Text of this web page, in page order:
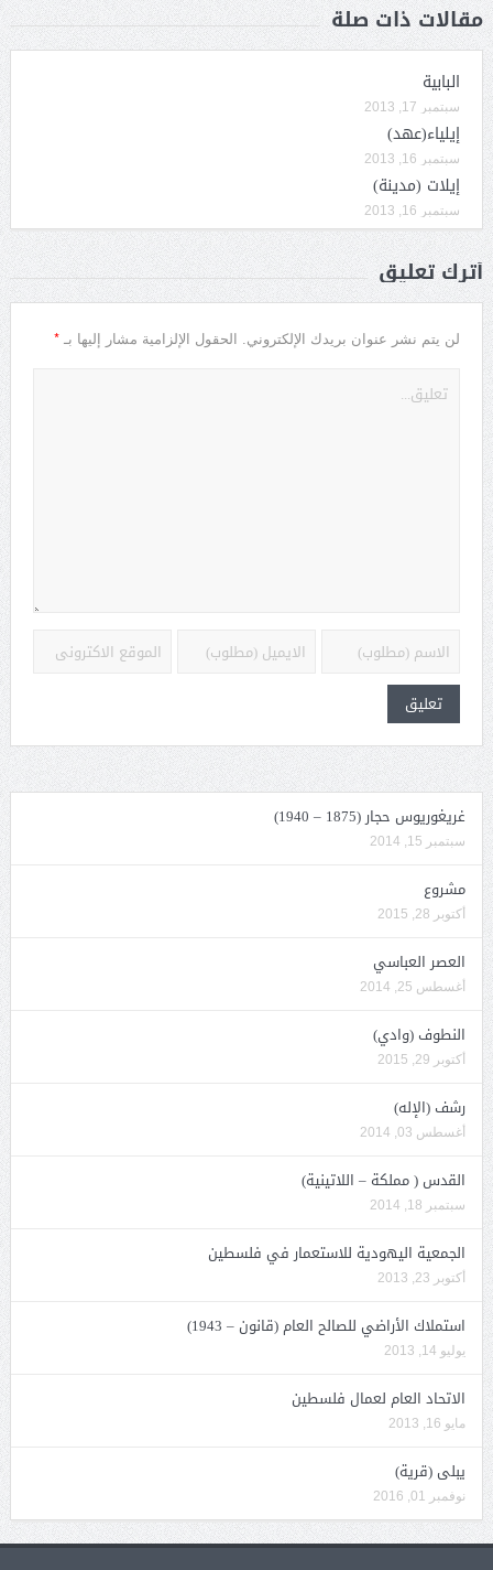
مقالات ذات صلة
البابية
سبتمبر 17, 2013
إيلياء(عهد)
سبتمبر 16, 2013
إيلات (مدينة)
سبتمبر 16, 2013
أترك تعليق
لن يتم نشر عنوان بريدك الإلكتروني. الحقول الإلزامية مشار إليها بـ *
غريغوريوس حجار (1875 – 1940)
سبتمبر 15, 2014
مشروع
أكتوبر 28, 2015
العصر العباسي
أغسطس 25, 2014
النطوف (وادي)
أكتوبر 29, 2015
رشف (الإله)
أغسطس 03, 2014
القدس ( مملكة – اللاتينية)
سبتمبر 18, 2014
الجمعية اليهودية للاستعمار في فلسطين
أكتوبر 23, 2013
استملاك الأراضي للصالح العام (قانون – 1943)
يوليو 14, 2013
الاتحاد العام لعمال فلسطين
مايو 16, 2013
يبلى (قرية)
نوفمبر 01, 2016